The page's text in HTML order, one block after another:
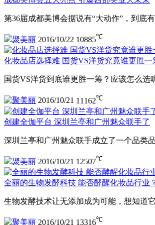
第36届成都美博会据说有“大动作”，到底
聚美丽 2016/10/22 10885℃
化妆品店选择难 国货VS洋货究竟谁更胜一
国货VS洋货到底谁更胜一筹？应该怎么选
聚美丽 2016/10/21 11162℃
创建全伽平台 深圳兰亭和广州魅众联手了
深圳兰亭和广州魅众联手成立了一个品类
聚美丽 2016/10/21 12507℃
全丽的生物发酵科技 能否酵醒化妆品行业
生物发酵技术让无添加成为可能，想知道
聚美丽 2016/10/21 13316℃